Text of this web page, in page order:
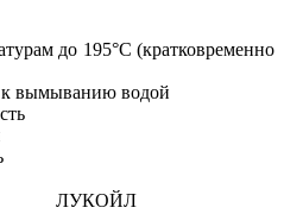
до 195°C (кратковременно
к вымыванию водой
ЛУКОЙЛ